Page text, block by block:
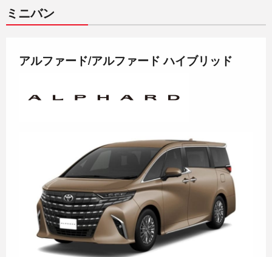
ミニバン
アルファード/アルファード ハイブリッド